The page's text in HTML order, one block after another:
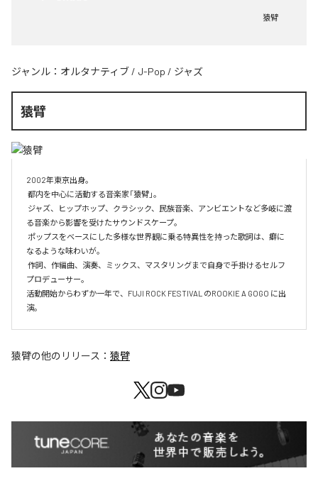
猿臂
ジャンル： オルタナティブ / J-Pop / ジャズ
猿臂
2002年東京出身。
る音楽から影響を受けたサウンドスケープ。
なるような味わいが。
プロデューサー。
活動開始からわずか一年で、FUJI ROCK FESTIVAL のROOKIE A GOGO に出
演。
猿臂の他のリリース： 猿臂